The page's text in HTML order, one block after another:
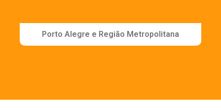
Porto Alegre e Região Metropolitana